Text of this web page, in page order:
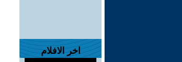
اخر الافلام